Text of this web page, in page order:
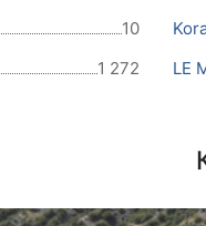
10
1 272 LE